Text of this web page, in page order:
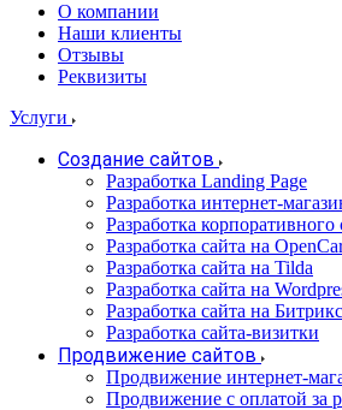
О компании
Наши клиенты
Отзывы
Реквизиты
Услуги
Создание сайтов
Разработка Landing Page
Разработка интернет-
Разработка корпоративного
Разработка сайта на
Разработка сайта на Tilda
Разработка сайта на
Разработка сайта на Битрикс
Разработка сайта-визитки
Продвижение сайтов
Продвижение интернет-
Продвижение с оплатой за